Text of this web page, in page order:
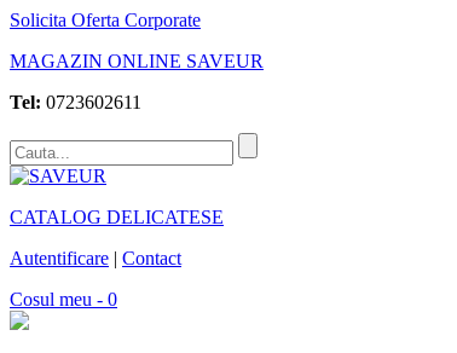
Solicita Oferta Corporate
MAGAZIN ONLINE SAVEUR
Tel: 0723602611
CATALOG DELICATESE
Autentificare | Contact
Cosul meu - 0